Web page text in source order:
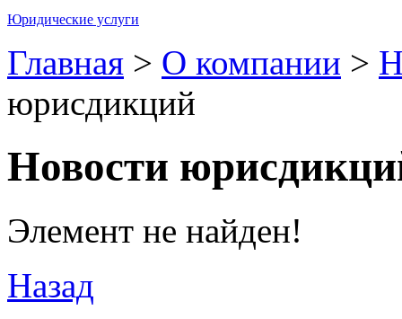
Юридические услуги
Главная > О компании >
юрисдикций
Новости
Элемент не найден!
Назад